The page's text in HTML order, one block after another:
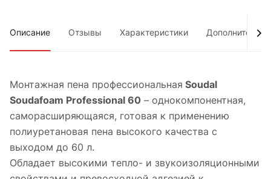
Описание Отзывы Характеристики Дополнительно
Монтажная пена профессиональная Soudal
Soudafoam Professional 60 – однокомпонентная,
саморасширяющаяся, готовая к применению
полиуретановая пена высокого качества с
выходом до 60 л.
Обладает высокими тепло- и звукоизоляционными